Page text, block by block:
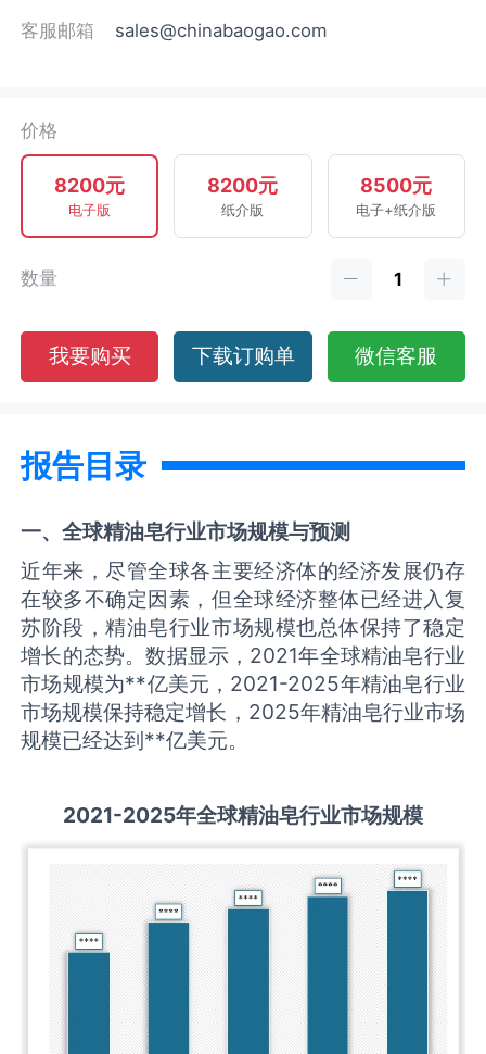
客服邮箱 sales@chinabaogao.com
价格
8200元
电子版
8200元
纸介版
8500元
电子+纸介版
数量
我要购买 下载订购单 微信客服
报告目录
一、全球精油皂行业市场规模与预测
近年来，尽管全球各主要经济体的经济发展仍存
在较多不确定因素，但全球经济整体已经进入复
苏阶段，精油皂行业市场规模也总体保持了稳定
增长的态势。数据显示，2021年全球精油皂行业
市场规模为**亿美元，2021-2025年精油皂行业
市场规模保持稳定增长，2025年精油皂行业市场
规模已经达到**亿美元。
2021-2025年全球精油皂行业市场规模